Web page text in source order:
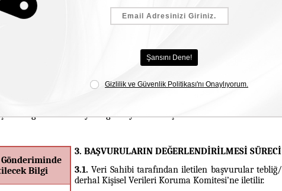
tanımlı olan “güvenli elektronik imza” ile imzalanarak
daha önce bildirilen ve sistemimizde kayıtlı
posta ile göndermesi
dair detaylı bilgilere yer verilmiştir.
Bilgi
3. BAŞVURULARIN DEĞERLENDİRİLMESİ SÜRECİ
3.1.Veri Sahibi tarafından iletilen başvurular tebliğ/
derhal Kişisel Verileri Koruma Komitesi’ne iletilir.